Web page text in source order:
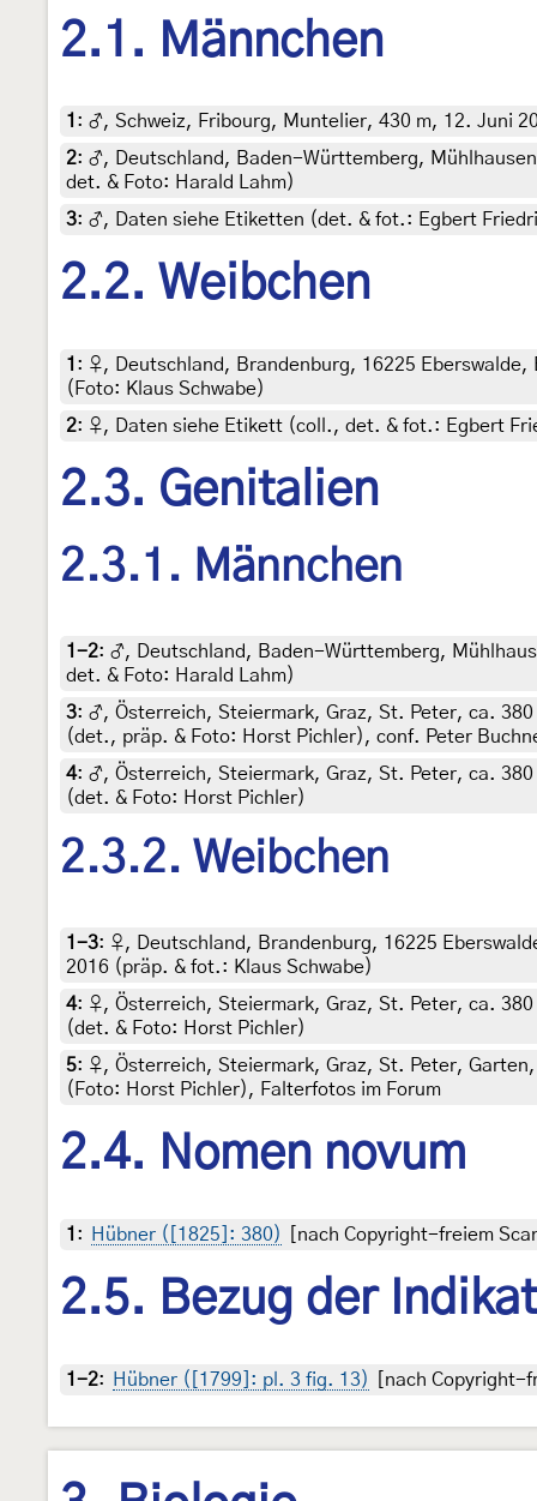
2.1. Männchen
1 : ♂, Schweiz, Fribourg, Muntelier, 430 m, 12. Juni
2: ♂, Deutschland, Baden-Württemberg,
det. & Foto: Harald Lahm)
3: ♂, Daten siehe Etiketten (det. & fot.: Egbert
2.2. Weibchen
1 : ♀, Deutschland, Brandenburg, 16225
(Foto: Klaus Schwabe)
2: ♀, Daten siehe Etikett (coll., det. & fot.: Egbert
2.3. Genitalien
2.3.1. Männchen
1-2: ♂, Deutschland, Baden-Württemberg,
det. & Foto: Harald Lahm)
3: ♂, Österreich, Steiermark, Graz, St. Peter, ca.
(det., präp. & Foto: Horst Pichler), conf. Peter
4: ♂, Österreich, Steiermark, Graz, St. Peter, ca.
(det. & Foto: Horst Pichler)
2.3.2. Weibchen
1-3: ♀, Deutschland, Brandenburg, 16225
2016 (präp. & fot.: Klaus Schwabe)
4: ♀, Österreich, Steiermark, Graz, St. Peter, ca.
(det. & Foto: Horst Pichler)
5: ♀, Österreich, Steiermark, Graz, St. Peter,
(Foto: Horst Pichler), Falterfotos im Forum
2.4. Nomen novum
1 : Hübner ([1825]: 380) [nach Copyright-freiem
2.5. Bezug der
1-2: Hübner ([1799]: pl. 3 fig. 13) [nach Copyright-